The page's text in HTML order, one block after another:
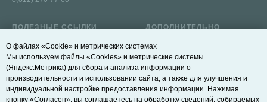
ПОЛЕЗНЫЕ ССЫЛКИ
Наш бассейн
Записаться на пробное
занятие
Блог
ДОПОЛНИТЕЛЬНО
Договор оферты
абонементов
Политика конфиденциальности
О файлах «Cookie» и метрических системах
Мы используем файлы «Cookies» и метрические системы
(Яндекс.Метрика) для сбора и анализа информации о
производительности и использовании сайта, а также для улучшения и
индивидуальной настройке предоставления информации. Нажимая
кнопку «Согласен», вы соглашаетесь на обработку сведений, собираемых